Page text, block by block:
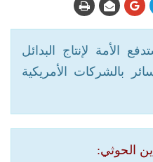
الأمة لإنتاج البدائل
بالشركات الأمريكية
الحوثي: